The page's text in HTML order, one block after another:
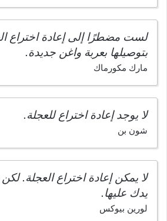
لست مضطرًا إلى إعادة اختراع
بتوصيلها بعربة واغن جديدة.
مارك مكورماك
لا يوجد إعادة اختراع للعجلة.
شون بن
لا يمكن إعادة اختراع العجلة.
يدك عليها.
لورين بيوكس